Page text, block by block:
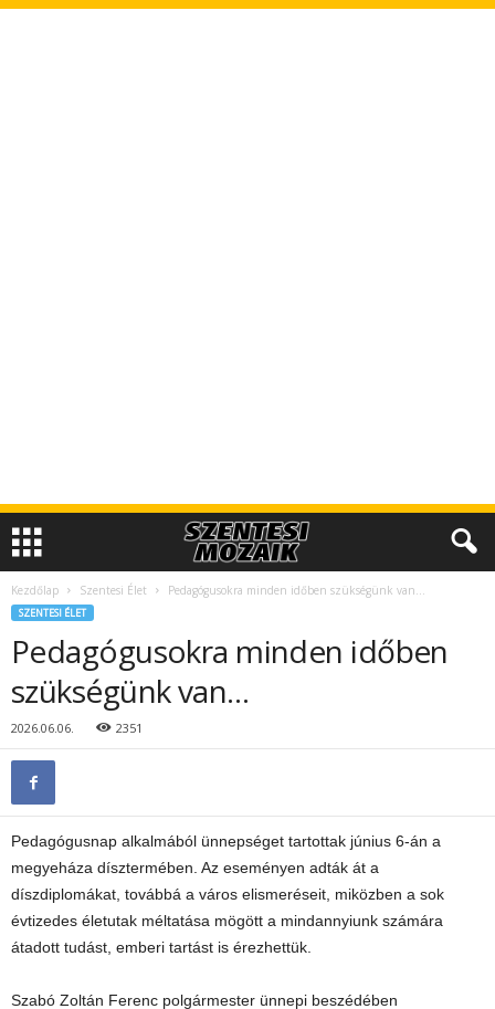
Kezdőlap Szentesi Élet Pedagógusokra minden időben szükségünk van…
SZENTESI ÉLET
Pedagógusokra minden időben
szükségünk van…
2026.06.06. 2351
Pedagógusnap alkalmából ünnepséget tartottak június 6-án a
megyeháza dísztermében. Az eseményen adták át a
díszdiplomákat, továbbá a város elismeréseit, miközben a sok
évtizedes életutak méltatása mögött a mindannyiunk számára
átadott tudást, emberi tartást is érezhettük.
Szabó Zoltán Ferenc polgármester ünnepi beszédében